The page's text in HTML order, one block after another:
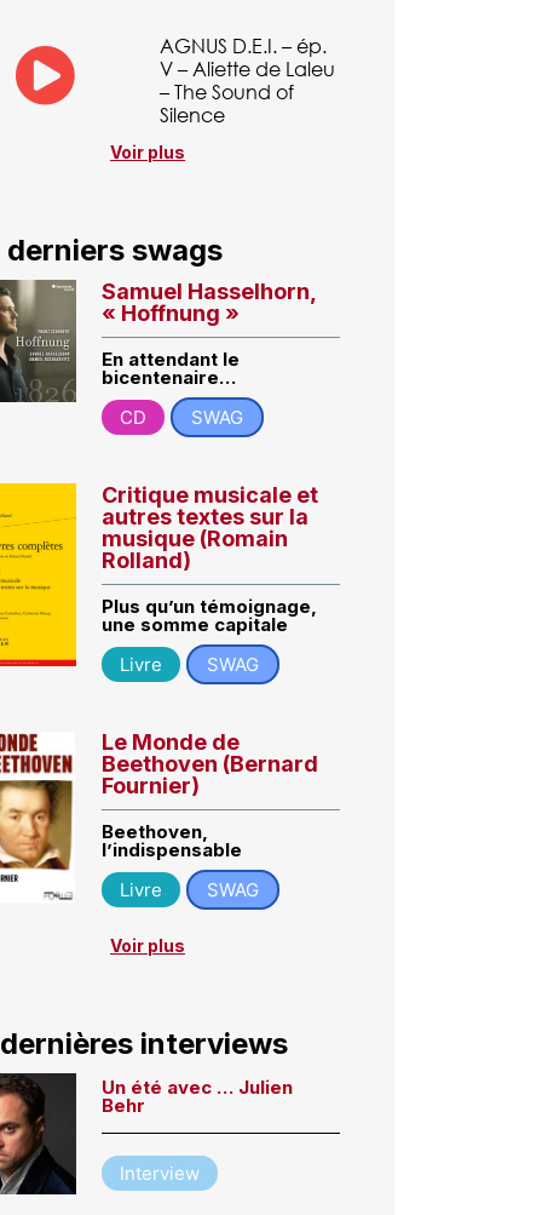
AGNUS D.E.I. – ép.
V – Aliette de Laleu
– The Sound of
Silence
Voir plus
derniers swags
Samuel Hasselhorn,
« Hoffnung »
En attendant le
bicentenaire…
CD
SWAG
Critique musicale et
autres textes sur la
musique (Romain
Rolland)
Plus qu’un témoignage,
une somme capitale
Livre
SWAG
Le Monde de
Beethoven (Bernard
Fournier)
Beethoven,
l’indispensable
Livre
SWAG
Voir plus
interviews
Un été avec … Julien
Behr
Interview